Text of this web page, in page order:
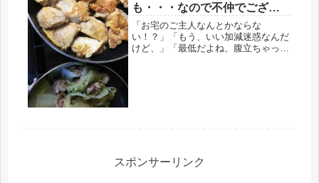
も・・・なので不仲でござい
ます。
「お宅のご主人なんとかならな
い！？」「もう、いい加減迷惑なんだ
けど、」「最低だよね、腹立ちゃっ
スポンサーリンク